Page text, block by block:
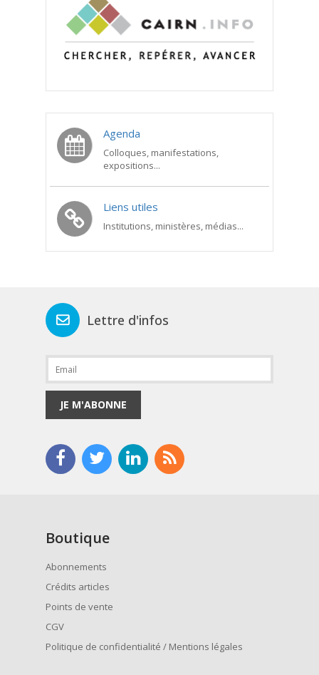
Agenda
Colloques, manifestations,
expositions...
Liens utiles
Institutions, ministères, médias...
Lettre d'infos
JE M'ABONNE
Boutique
Abonnements
Crédits articles
Points de vente
CGV
Politique de confidentialité / Mentions légales